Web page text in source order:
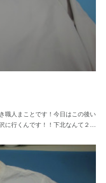
人まことです！今日はこの後い
に行くんです！！下北なんて２…